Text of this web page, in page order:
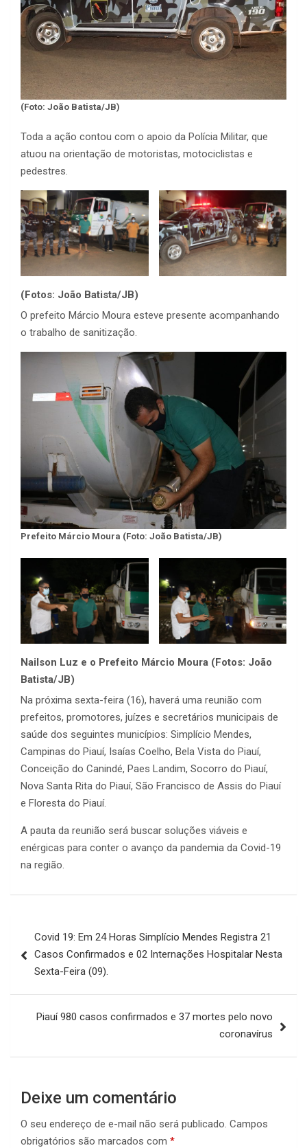
(Foto: João Batista/JB)
Toda a ação contou com o apoio da Polícia Militar, que
atuou na orientação de motoristas, motociclistas e
pedestres.
(Fotos: João Batista/JB)
O prefeito Márcio Moura esteve presente acompanhando
o trabalho de sanitização.
Prefeito Márcio Moura (Foto: João Batista/JB)
Nailson Luz e o Prefeito Márcio Moura (Fotos: João
Batista/JB)
Na próxima sexta-feira (16), haverá uma reunião com
prefeitos, promotores, juízes e secretários municipais de
saúde dos seguintes municípios: Simplício Mendes,
Campinas do Piauí, Isaías Coelho, Bela Vista do Piauí,
Conceição do Canindé, Paes Landim, Socorro do Piauí,
Nova Santa Rita do Piauí, São Francisco de Assis do Piauí
e Floresta do Piauí.
A pauta da reunião será buscar soluções viáveis e
enérgicas para conter o avanço da pandemia da Covid-19
na região.
de
Post
Covid 19: Em 24 Horas Simplício Mendes Registra 21
Casos Confirmados e 02 Internações Hospitalar Nesta
Sexta-Feira (09).
Piauí 980 casos confirmados e 37 mortes pelo novo
coronavírus
Deixe um comentário
O seu endereço de e-mail não será publicado. Campos
obrigatórios são marcados com *